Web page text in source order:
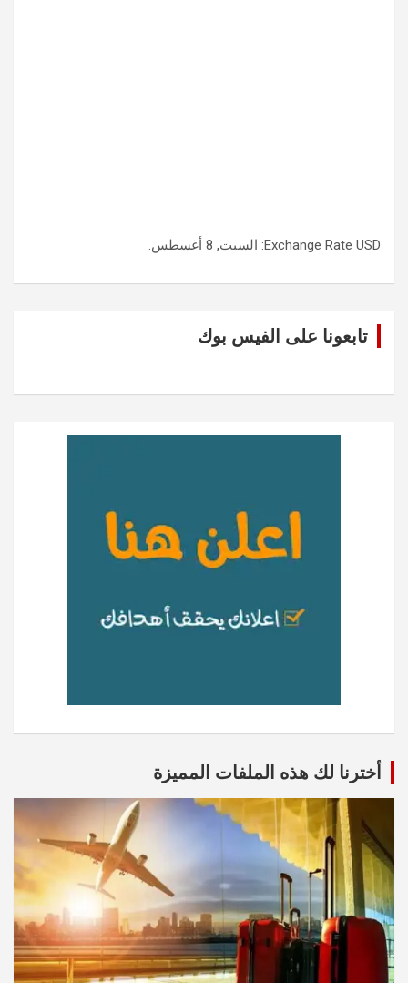
Exchange Rate USD : السبت, 8 أغسطس.
تابعونا على الفيس بوك
أخترنا لك هذه الملفات المميزة